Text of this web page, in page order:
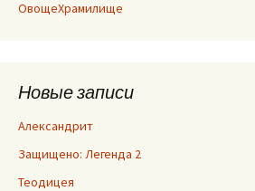
ОвощеХрамилище
Новые записи
Александрит
Защищено: Легенда 2
Теодицея